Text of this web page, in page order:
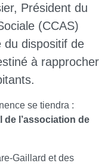
Président du
(CCAS)
du dispositif de
à rapprocher
se tiendra :
de l’association de
Gaillard et des